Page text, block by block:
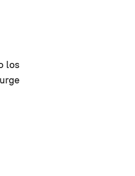
los